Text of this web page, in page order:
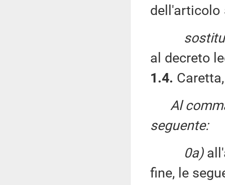
dell'articolo
al decreto
1.4.
Al
seguente:
0a)
fine, le